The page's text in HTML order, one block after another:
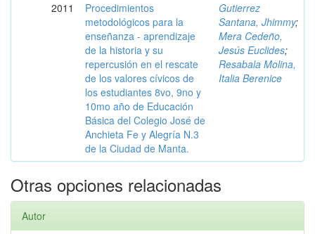
2011
Procedimientos
metodológicos para la
enseñanza - aprendizaje
de la historia y su
repercusión en el rescate
de los valores cívicos de
los estudiantes 8vo, 9no y
10mo año de Educación
Básica del Colegio José de
Anchieta Fe y Alegría N.3
de la Ciudad de Manta.
Gutierrez
Santana, Jhimmy;
Mera Cedeño,
Jesús Euclides;
Resabala Molina,
Italia Berenice
Otras opciones relacionadas
Autor